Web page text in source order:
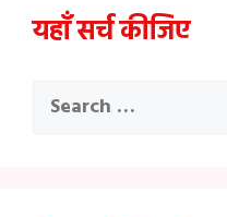
यहाँ सर्च कीजिए
Search